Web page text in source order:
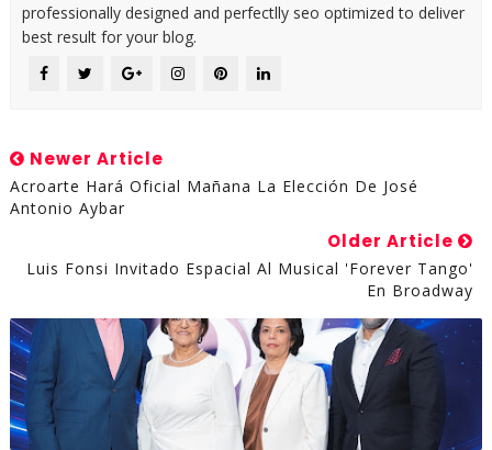
professionally designed and perfectlly seo optimized to deliver
best result for your blog.
Newer Article
Acroarte Hará Oficial Mañana La Elección De José
Antonio Aybar
Older Article
Luis Fonsi Invitado Espacial Al Musical 'Forever Tango'
En Broadway